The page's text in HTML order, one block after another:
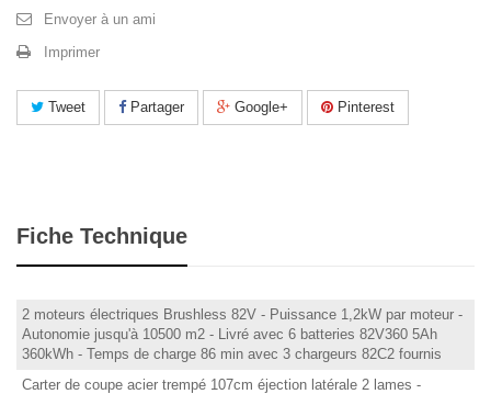
La sécurité, le confort et la visibilité sont tous offerts grâce au
siège entièrement réglable à dossier haut et à la position
surélevée pour une vue dégagée pendant le fonctionnement.
Notre technologie 82V rivalise avec un zéro tour à essence
de possession nettement inférieurs, ce qui en fait une option
viable pour les propriétaires de jardin ambitieux, ou même pour
interchangeable dans n'importe quelle gamme 82V des
Envoyer à un ami
Imprimer
Tweet Partager Google+ Pinterest
Fiche Technique
2 moteurs électriques Brushless 82V - Puissance 1,2kW par moteur -
Autonomie jusqu'à 10500 m2 - Livré avec 6 batteries 82V360 5Ah
360kWh - Temps de charge 86 min avec 3 chargeurs 82C2 fournis
Carter de coupe acier trempé 107cm éjection latérale 2 lames -